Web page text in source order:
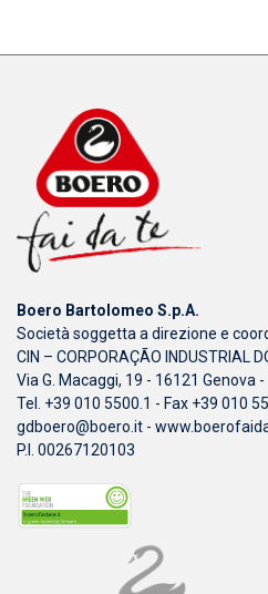
Boero Bartolomeo S.p.A.
Società soggetta a direzione e
CIN – CORPORAÇÃO INDUSTRIAL
Via G. Macaggi, 19 - 16121 Genova
Tel. +39 010 5500.1 - Fax +39 010
gdboero@boero.it -
P.I. 00267120103